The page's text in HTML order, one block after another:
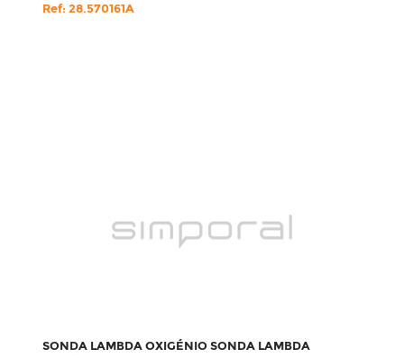
Ref: 28.570161A
SONDA LAMBDA OXIGÉNIO SONDA LAMBDA